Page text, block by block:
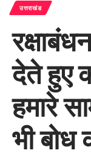
उत्तराखंड
देते हुए
हमारे
भी बोध